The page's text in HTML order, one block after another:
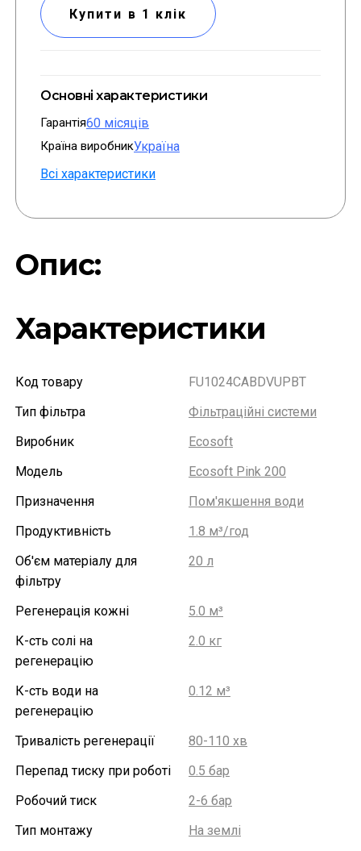
Купити в 1 клік
Основні характеристики
Гарантія60 місяців
Країна виробникУкраїна
Всі характеристики
Опис:
Характеристики
Код товару
FU1024CABDVUPBT
Тип фільтра
Фільтраційні системи
Виробник
Ecosoft
Модель
Ecosoft Pink 200
Призначення
Пом'якшення води
Продуктивність
1.8 м³/год
Об'єм матеріалу для
фільтру
20 л
Регенерація кожні
5.0 м³
К-сть солі на
регенерацію
2.0 кг
К-сть води на
регенерацію
0.12 м³
Тривалість регенерації
80-110 хв
Перепад тиску при роботі
0.5 бар
Робочий тиск
2-6 бар
Тип монтажу
На землі